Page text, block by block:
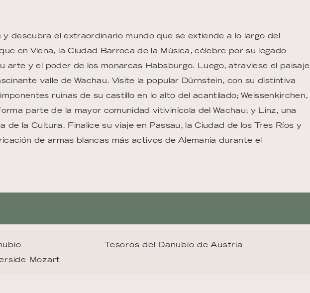
y descubra el extraordinario mundo que se extiende a lo largo del
en Viena, la Ciudad Barroca de la Música, célebre por su legado
arte y el poder de los monarcas Habsburgo. Luego, atraviese el paisaje
valle de Wachau. Visite la popular Dürnstein, con su distintiva
ruinas de su castillo en lo alto del acantilado; Weissenkirchen,
parte de la mayor comunidad vitivinícola del Wachau; y Linz, una
de la Cultura. Finalice su viaje en Passau, la Ciudad de los Tres Ríos y
de armas blancas más activos de Alemania durante el
Mozart
Tesoros del Danubio de Austria